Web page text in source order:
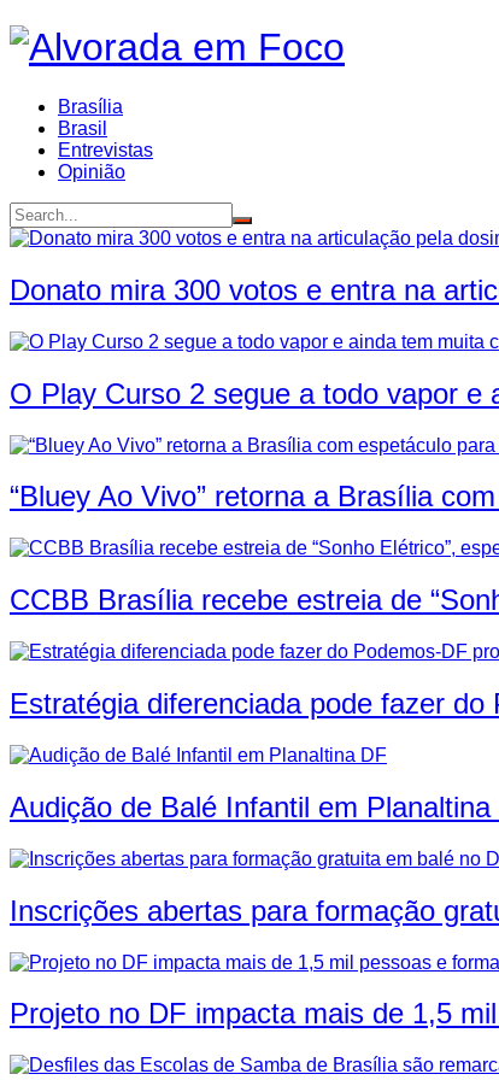
Ir
para
conteúdoBrasília
Brasil
Entrevistas
Opinião
Donato mira 300 votos e entra na
O Play Curso 2 segue a todo vapor
“Bluey Ao Vivo” retorna a Brasília
CCBB Brasília recebe estreia de
Estratégia diferenciada pode fazer
Audição de Balé Infantil em Planaltina
Inscrições abertas para formação
Projeto no DF impacta mais de 1,5